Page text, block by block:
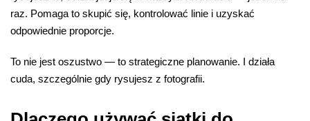
raz. Pomaga to skupić się, kontrolować linie i uzyskać
odpowiednie proporcje.
To nie jest oszustwo — to strategiczne planowanie. I działa
cuda, szczególnie gdy rysujesz z fotografii.